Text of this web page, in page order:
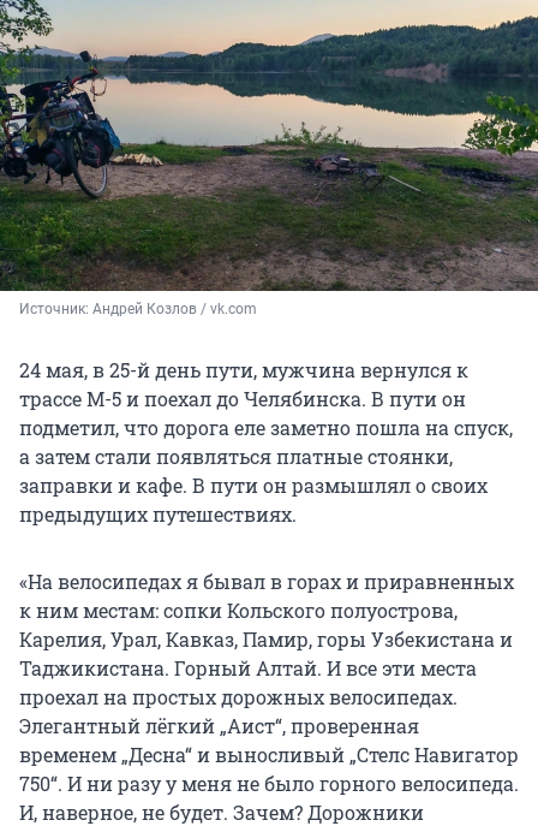
Источник: Андрей Козлов / vk.com
24 мая, в 25-й день пути, мужчина вернулся к
трассе М-5 и поехал до Челябинска. В пути он
подметил, что дорога еле заметно пошла на спуск,
а затем стали появляться платные стоянки,
заправки и кафе. В пути он размышлял о своих
предыдущих путешествиях.
«На велосипедах я бывал в горах и приравненных
к ним местам: сопки Кольского полуострова,
Карелия, Урал, Кавказ, Памир, горы Узбекистана и
Таджикистана. Горный Алтай. И все эти места
проехал на простых дорожных велосипедах.
Элегантный лёгкий „Аист“, проверенная
временем „Десна“ и выносливый „Стелс Навигатор
750“. И ни разу у меня не было горного велосипеда.
И, наверное, не будет. Зачем? Дорожники